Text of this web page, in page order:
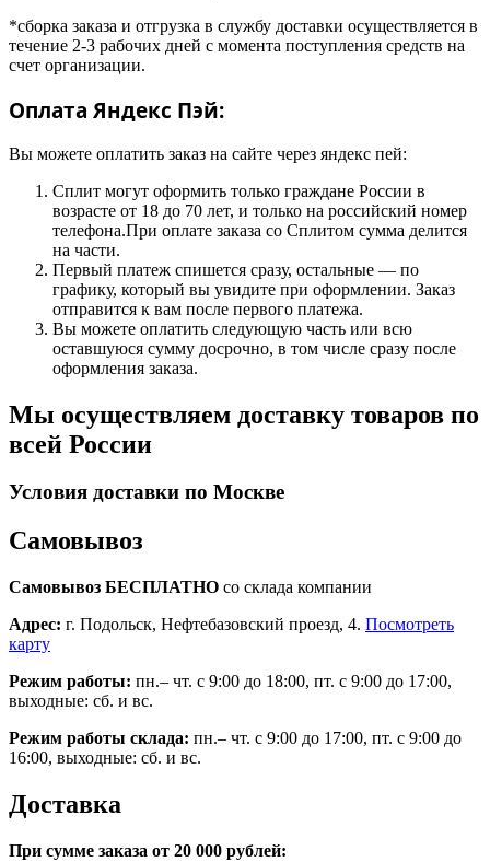
*сборка заказа и отгрузка в службу доставки осуществляется в
течение 2-3 рабочих дней с момента поступления средств на
счет организации.
Оплата Яндекс Пэй:
Вы можете оплатить заказ на сайте через яндекс пей:
Сплит могут оформить только граждане России в
возрасте от 18 до 70 лет, и только на российский номер
телефона.При оплате заказа со Сплитом сумма делится
на части.
Первый платеж спишется сразу, остальные — по
графику, который вы увидите при оформлении. Заказ
отправится к вам после первого платежа.
Вы можете оплатить следующую часть или всю
оставшуюся сумму досрочно, в том числе сразу после
оформления заказа.
Мы осуществляем доставку товаров по
всей России
Условия доставки по Москве
Самовывоз
Самовывоз БЕСПЛАТНО со склада компании
Адрес: г. Подольск, Нефтебазовский проезд, 4. Посмотреть
карту
Режим работы: пн.– чт. с 9:00 до 18:00, пт. с 9:00 до 17:00,
выходные: сб. и вс.
Режим работы склада: пн.– чт. с 9:00 до 17:00, пт. с 9:00 до
16:00, выходные: сб. и вс.
Доставка
При сумме заказа от 20 000 рублей: